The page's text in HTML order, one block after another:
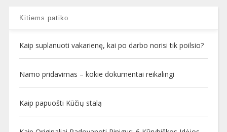
Kitiems patiko
Kaip suplanuoti vakarienę, kai po darbo norisi tik poilsio?
Namo pridavimas – kokie dokumentai reikalingi
Kaip papuošti Kūčių stalą